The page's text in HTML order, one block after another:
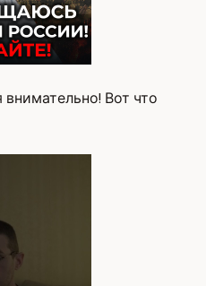
Вот что